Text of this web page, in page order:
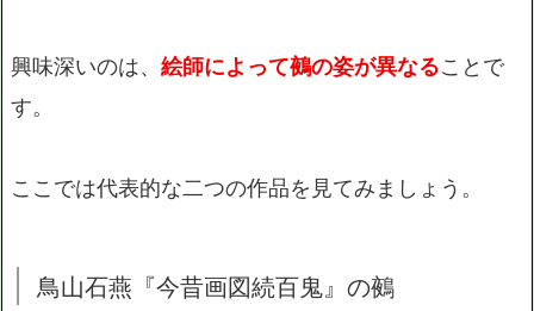
興味深いのは、 絵師によって鵺の姿が異なることで
す。
ここでは代表的な二つの作品を見てみましょう。
鳥山石燕『今昔画図続百鬼』の鵺